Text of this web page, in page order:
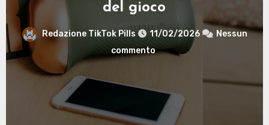
Europa
Redazione TikTok Pills 11/02/2026
Nessun
commento